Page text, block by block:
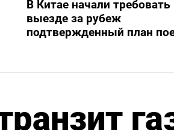
В Китае начали требовать
выезде за рубеж
подтвержденный план